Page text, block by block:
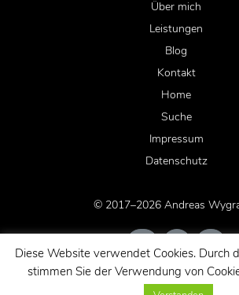
Über mich
Leistungen
Blog
Kontakt
Home
Suche
Impressum
Datenschutz
© 2017–2026 Andreas
Diese Website verwendet Cookies. Durch
stimmen Sie der Verwendung von